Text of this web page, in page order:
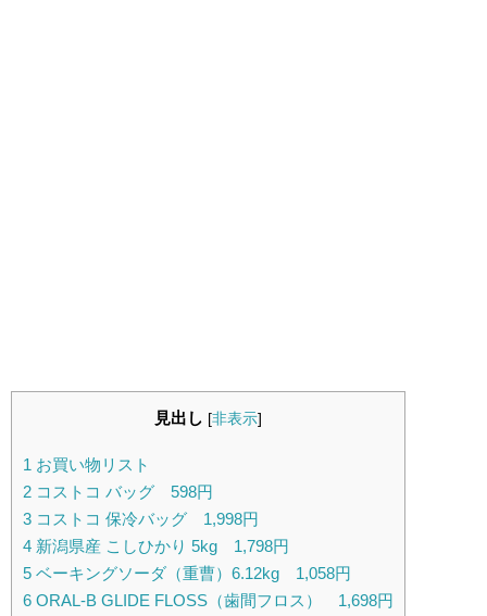
見出し [非表示]
1 お買い物リスト
2 コストコ バッグ 598円
3 コストコ 保冷バッグ 1,998円
4 新潟県産 こしひかり 5kg 1,798円
5 ベーキングソーダ（重曹）6.12kg 1,058円
6 ORAL-B GLIDE FLOSS（歯間フロス） 1,698円